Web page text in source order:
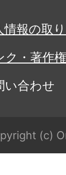
情報の取
ク・著作
い合わせ
(c)